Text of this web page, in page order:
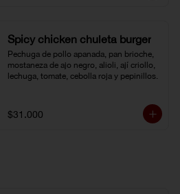
Spicy chicken chuleta burger
Pechuga de pollo apanada, pan brioche,
mostaneza de ajo negro, alioli, ají criollo,
lechuga, tomate, cebolla roja y pepinillos.
$31.000